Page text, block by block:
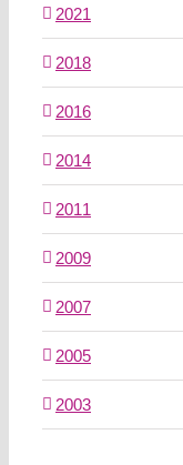
2021
2018
2016
2014
2011
2009
2007
2005
2003